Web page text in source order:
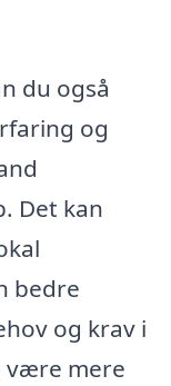
du også
og
Det kan
bedre
og krav i
være mere